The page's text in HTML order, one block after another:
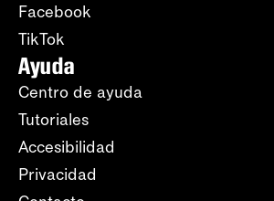
Facebook
TikTok
Ayuda
Centro de ayuda
Tutoriales
Accesibilidad
Privacidad